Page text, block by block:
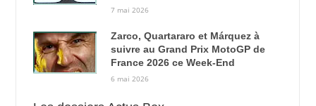
7 mai 2026
Zarco, Quartararo et Márquez à
suivre au Grand Prix MotoGP de
France 2026 ce Week-End
6 mai 2026